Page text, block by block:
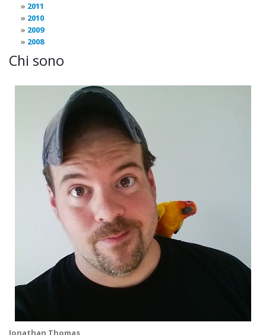
2011
2010
2009
2008
Chi sono
Jonathan Thomas